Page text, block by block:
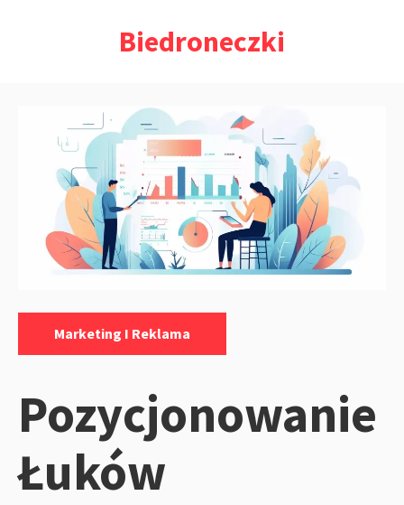
Biedroneczki
Marketing I Reklama
Pozycjonowanie
Łuków